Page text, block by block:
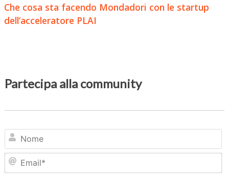
Che cosa sta facendo Mondadori con le startup
dell’acceleratore PLAI
Partecipa alla community